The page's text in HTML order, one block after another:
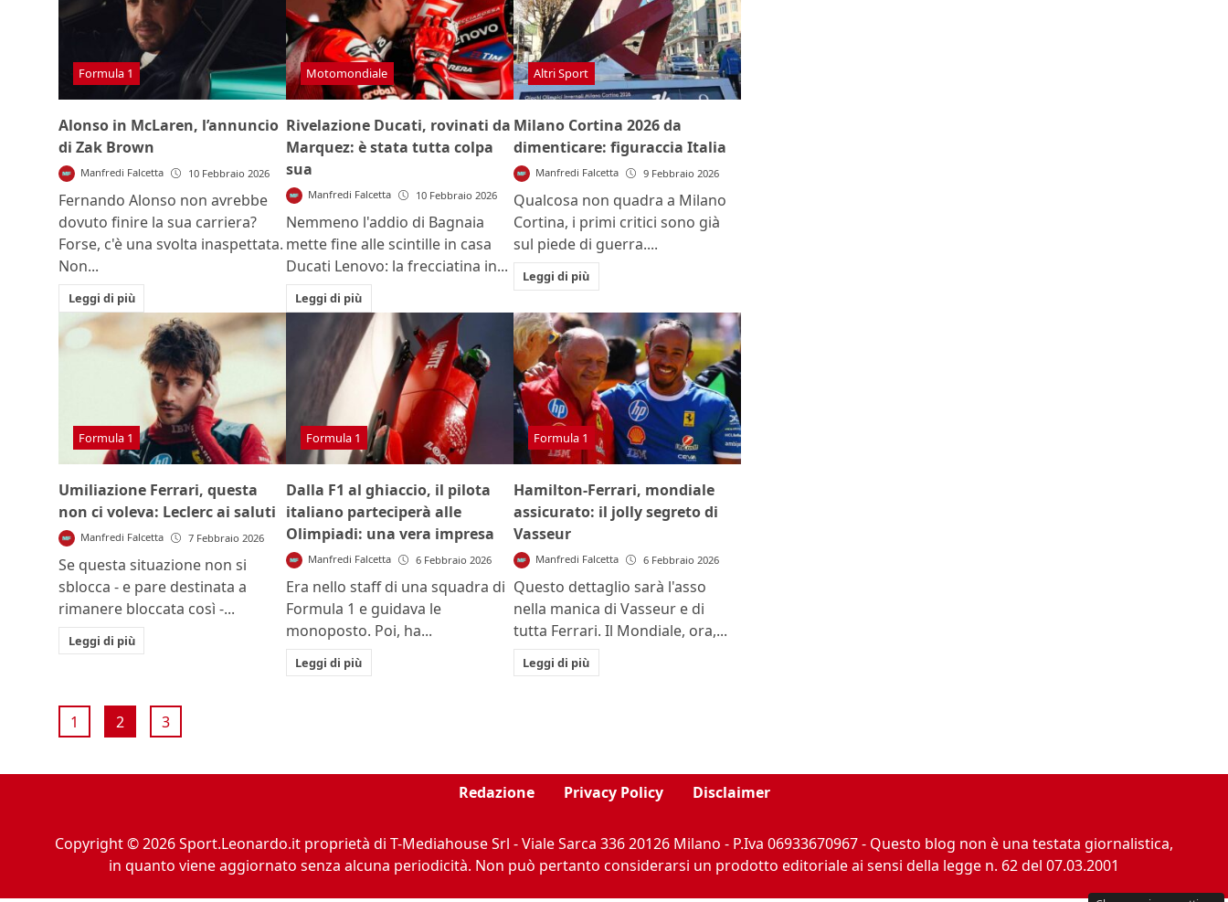
Formula 1
Alonso in McLaren, l’annuncio
di Zak Brown
Manfredi Falcetta 10 Febbraio 2026
Fernando Alonso non avrebbe
dovuto finire la sua carriera?
Forse, c'è una svolta inaspettata.
Non...
Leggi di più
Motomondiale
Rivelazione Ducati, rovinati da
Marquez: è stata tutta colpa
sua
Manfredi Falcetta 10 Febbraio 2026
Nemmeno l'addio di Bagnaia
mette fine alle scintille in casa
Ducati Lenovo: la frecciatina in...
Leggi di più
Altri Sport
Milano Cortina 2026 da
dimenticare: figuraccia Italia
Manfredi Falcetta 9 Febbraio 2026
Qualcosa non quadra a Milano
Cortina, i primi critici sono già
sul piede di guerra....
Leggi di più
Formula 1
Umiliazione Ferrari, questa
non ci voleva: Leclerc ai saluti
Manfredi Falcetta 7 Febbraio 2026
Se questa situazione non si
sblocca - e pare destinata a
rimanere bloccata così -...
Leggi di più
Formula 1
Dalla F1 al ghiaccio, il pilota
italiano parteciperà alle
Olimpiadi: una vera impresa
Manfredi Falcetta 6 Febbraio 2026
Era nello staff di una squadra di
Formula 1 e guidava le
monoposto. Poi, ha...
Leggi di più
Formula 1
Hamilton-Ferrari, mondiale
assicurato: il jolly segreto di
Vasseur
Manfredi Falcetta 6 Febbraio 2026
Questo dettaglio sarà l'asso
nella manica di Vasseur e di
tutta Ferrari. Il Mondiale, ora,...
Leggi di più
1 2 3
Redazione Privacy Policy Disclaimer
Copyright © 2026 Sport.Leonardo.it proprietà di T-Mediahouse Srl - Viale Sarca 336 20126 Milano - P.Iva 06933670967 - Questo blog non è una testata giornalistica,
in quanto viene aggiornato senza alcuna periodicità. Non può pertanto considerarsi un prodotto editoriale ai sensi della legge n. 62 del 07.03.2001